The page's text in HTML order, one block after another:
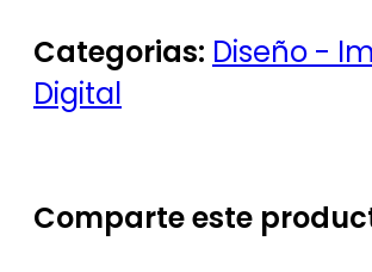
Categorias: Diseño -
Digital
Comparte este